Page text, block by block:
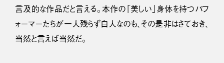
言及的な作品だと言える。本作の「美しい」身体を持つパフ
ォーマーたちが一人残らず白人なのも、その是非はさておき、
当然と言えば当然だ。